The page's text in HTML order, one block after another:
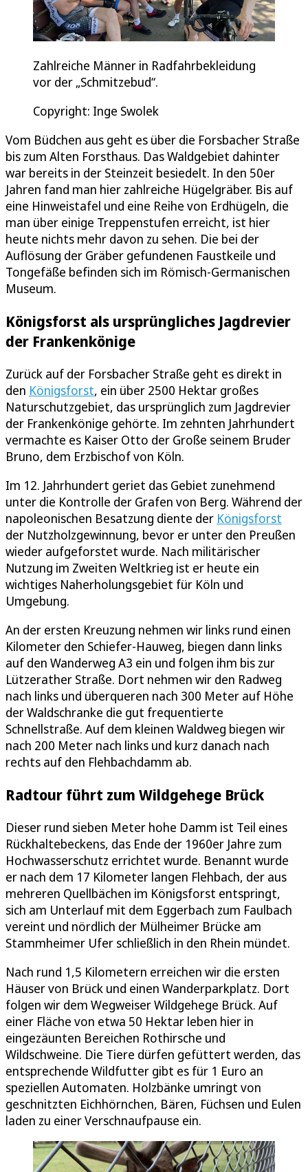
Zahlreiche Männer in Radfahrbekleidung
vor der „Schmitzebud“.
Copyright: Inge Swolek
Vom Büdchen aus geht es über die Forsbacher Straße
bis zum Alten Forsthaus. Das Waldgebiet dahinter
war bereits in der Steinzeit besiedelt. In den 50er
Jahren fand man hier zahlreiche Hügelgräber. Bis auf
eine Hinweistafel und eine Reihe von Erdhügeln, die
man über einige Treppenstufen erreicht, ist hier
heute nichts mehr davon zu sehen. Die bei der
Auflösung der Gräber gefundenen Faustkeile und
Tongefäße befinden sich im Römisch-Germanischen
Museum.
Königsforst als ursprüngliches Jagdrevier
der Frankenkönige
Zurück auf der Forsbacher Straße geht es direkt in
den Königsforst, ein über 2500 Hektar großes
Naturschutzgebiet, das ursprünglich zum Jagdrevier
der Frankenkönige gehörte. Im zehnten Jahrhundert
vermachte es Kaiser Otto der Große seinem Bruder
Bruno, dem Erzbischof von Köln.
Im 12. Jahrhundert geriet das Gebiet zunehmend
unter die Kontrolle der Grafen von Berg. Während der
napoleonischen Besatzung diente der Königsforst
der Nutzholzgewinnung, bevor er unter den Preußen
wieder aufgeforstet wurde. Nach militärischer
Nutzung im Zweiten Weltkrieg ist er heute ein
wichtiges Naherholungsgebiet für Köln und
Umgebung.
An der ersten Kreuzung nehmen wir links rund einen
Kilometer den Schiefer-Hauweg, biegen dann links
auf den Wanderweg A3 ein und folgen ihm bis zur
Lützerather Straße. Dort nehmen wir den Radweg
nach links und überqueren nach 300 Meter auf Höhe
der Waldschranke die gut frequentierte
Schnellstraße. Auf dem kleinen Waldweg biegen wir
nach 200 Meter nach links und kurz danach nach
rechts auf den Flehbachdamm ab.
Radtour führt zum Wildgehege Brück
Dieser rund sieben Meter hohe Damm ist Teil eines
Rückhaltebeckens, das Ende der 1960er Jahre zum
Hochwasserschutz errichtet wurde. Benannt wurde
er nach dem 17 Kilometer langen Flehbach, der aus
mehreren Quellbächen im Königsforst entspringt,
sich am Unterlauf mit dem Eggerbach zum Faulbach
vereint und nördlich der Mülheimer Brücke am
Stammheimer Ufer schließlich in den Rhein mündet.
Nach rund 1,5 Kilometern erreichen wir die ersten
Häuser von Brück und einen Wanderparkplatz. Dort
folgen wir dem Wegweiser Wildgehege Brück. Auf
einer Fläche von etwa 50 Hektar leben hier in
eingezäunten Bereichen Rothirsche und
Wildschweine. Die Tiere dürfen gefüttert werden, das
entsprechende Wildfutter gibt es für 1 Euro an
speziellen Automaten. Holzbänke umringt von
geschnitzten Eichhörnchen, Bären, Füchsen und Eulen
laden zu einer Verschnaufpause ein.